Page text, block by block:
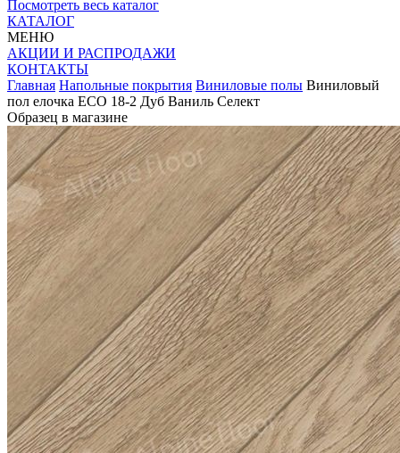
Посмотреть весь каталог
КАТАЛОГ
МЕНЮ
АКЦИИ И РАСПРОДАЖИ
КОНТАКТЫ
Главная Напольные покрытия Виниловые полы Виниловый
пол елочка ECO 18-2 Дуб Ваниль Селект
Образец в магазине